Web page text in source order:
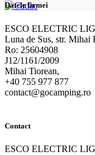
Datele firmei
ESCO ELECTRIC
Luna de Sus, str. Mihai
Ro: 25604908
J12/1161/2009
Mihai Tiorean,
+40 755 977 877
contact@gocamping.ro
Contact
ESCO ELECTRIC